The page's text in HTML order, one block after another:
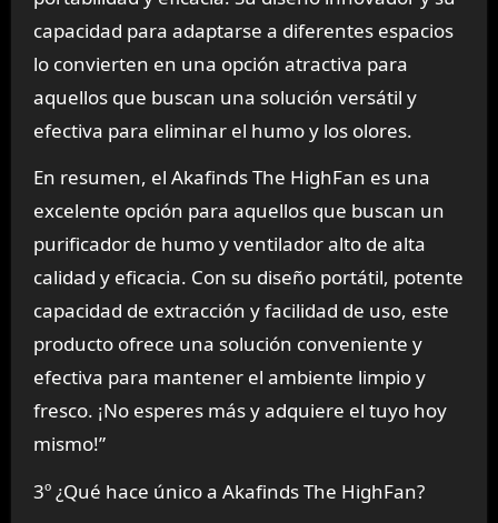
capacidad para adaptarse a diferentes espacios
lo convierten en una opción atractiva para
aquellos que buscan una solución versátil y
efectiva para eliminar el humo y los olores.
En resumen, el Akafinds The HighFan es una
excelente opción para aquellos que buscan un
purificador de humo y ventilador alto de alta
calidad y eficacia. Con su diseño portátil, potente
capacidad de extracción y facilidad de uso, este
producto ofrece una solución conveniente y
efectiva para mantener el ambiente limpio y
fresco. ¡No esperes más y adquiere el tuyo hoy
mismo!”
3º ¿Qué hace único a Akafinds The HighFan?